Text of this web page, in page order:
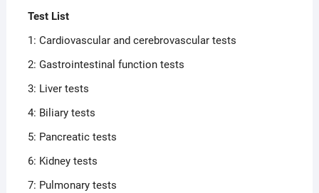
Test List
1: Cardiovascular and cerebrovascular tests
2: Gastrointestinal function tests
3: Liver tests
4: Biliary tests
5: Pancreatic tests
6: Kidney tests
7: Pulmonary tests